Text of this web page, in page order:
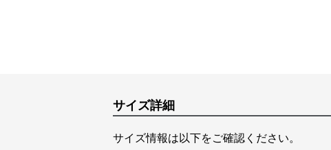
サイズ詳細
サイズ情報は以下をご確認ください。